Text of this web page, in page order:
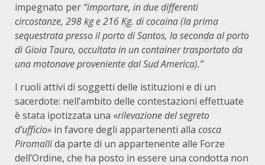
impegnato per “importare, in due differenti
circostanze, 298kg e 216 Kg. dicocaina (la prima
sequestrata presso il porto di Santos, la seconda al porto
di Gioia Tauro, occultatain uncontainertrasportato da
una motonave proveniente dal Sud America).”
I ruoli attivi di soggetti delle istituzioni e di un
sacerdote: nell’ambito delle contestazioni effettuate
è stata ipotizzata una «rilevazione del segreto
d’ufficio» in favore degli appartenenti alla cosca
Piromallida parte di un appartenente alle Forze
dell’Ordine, che ha posto in essere una condotta non